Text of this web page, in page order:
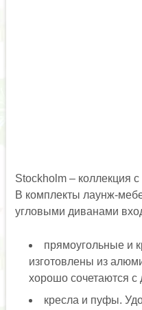
Stockholm – коллекция
В комплекты лаунж-
угловыми диванами
прямоугольные и
изготовлены из
хорошо сочетаются с
кресла и пуфы.